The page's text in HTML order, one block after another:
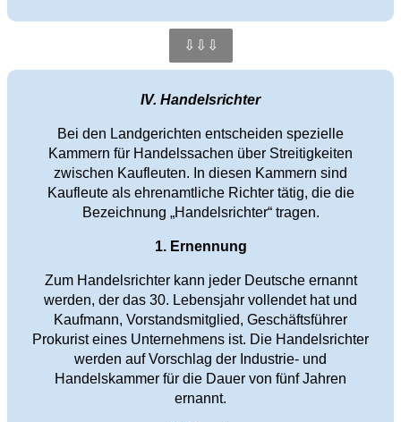
⇩⇩⇩
IV. Handelsrichter
Bei den Landgerichten entscheiden spezielle
Kammern für Handelssachen über Streitigkeiten
zwischen Kaufleuten. In diesen Kammern sind
Kaufleute als ehrenamtliche Richter tätig, die die
Bezeichnung „Handelsrichter“ tragen.
1. Ernennung
Zum Handelsrichter kann jeder Deutsche ernannt
werden, der das 30. Lebensjahr vollendet hat und
Kaufmann, Vorstandsmitglied, Geschäftsführer
Prokurist eines Unternehmens ist. Die Handelsrichter
werden auf Vorschlag der Industrie- und
Handelskammer für die Dauer von fünf Jahren
ernannt.